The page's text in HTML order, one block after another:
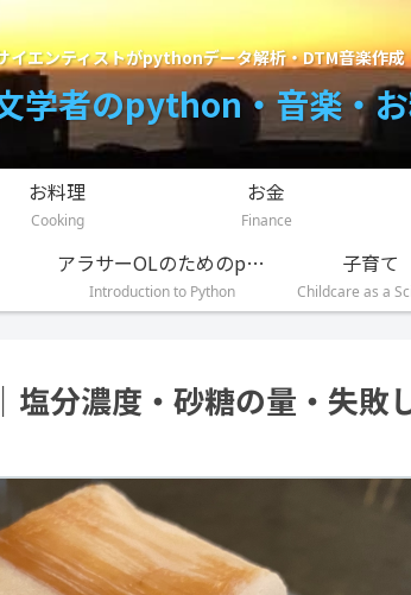
イエンティストがpythonデータ解析・DTM音楽作
学者のpython・音楽・
お料理
Cooking
お金
Finance
アラサーOLのためのpython入門講座
Introduction to Python
子育て
Childcare as a
分濃度・砂糖の量・失敗